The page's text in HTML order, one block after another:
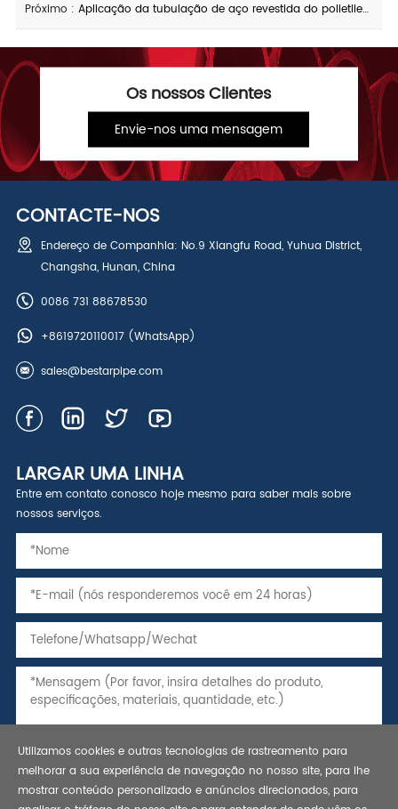
Próximo : Aplicação da tubulação de aço revestida do polietileno na energia elétrica
Os nossos Clientes
Envie-nos uma mensagem
CONTACTE-NOS
Endereço de Companhia: No.9 Xiangfu Road, Yuhua District,
Changsha, Hunan, China
0086 731 88678530
+8619720110017(WhatsApp)
sales@bestarpipe.com
LARGAR UMA LINHA
Entre em contato conosco hoje mesmo para saber mais sobre
nossos serviços.
Utilizamos cookies e outras tecnologias de rastreamento para
melhorar a sua experiência de navegação no nosso site, para lhe
mostrar conteúdo personalizado e anúncios direcionados, para